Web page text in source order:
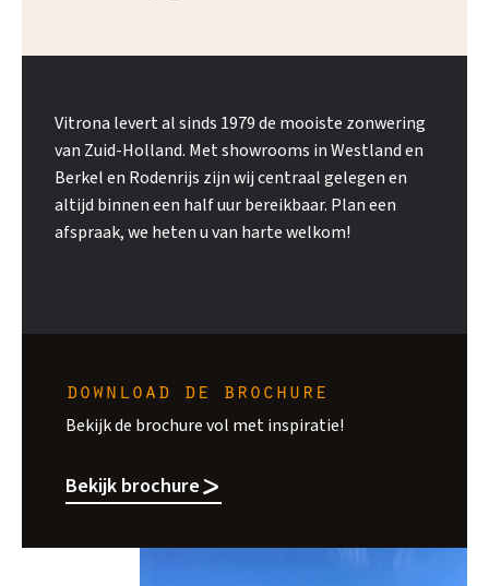
Vitrona levert al sinds 1979 de mooiste zonwering
van Zuid-Holland. Met showrooms in Westland en
Berkel en Rodenrijs zijn wij centraal gelegen en
altijd binnen een half uur bereikbaar. Plan een
afspraak, we heten u van harte welkom!
download de brochure
Bekijk de brochure vol met inspiratie!
Bekijk brochure